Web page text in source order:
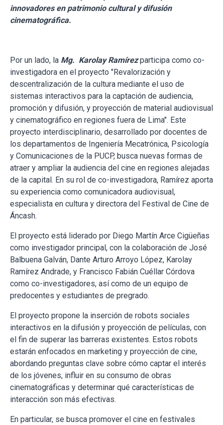
innovadores en patrimonio cultural y difusión
cinematográfica.
Por un lado, la Mg. Karolay Ramírezparticipa como co-
investigadora en el proyecto "Revalorización y
descentralización de la cultura mediante el uso de
sistemas interactivos para la captación de audiencia,
promoción y difusión, y proyección de material audiovisual
y cinematográfico en regiones fuera de Lima". Este
proyecto interdisciplinario, desarrollado por docentes de
los departamentos de Ingeniería Mecatrónica, Psicología
y Comunicaciones de la PUCP, busca nuevas formas de
atraer y ampliar la audiencia del cine en regiones alejadas
de la capital. En su rol de co-investigadora, Ramírez aporta
su experiencia como comunicadora audiovisual,
especialista en cultura y directora del Festival de Cine de
Áncash.
El proyecto está liderado por Diego Martín Arce Cigüeñas
como investigador principal, con la colaboración de José
Balbuena Galván, Dante Arturo Arroyo López, Karolay
Ramírez Andrade, y Francisco Fabián Cuéllar Córdova
como co-investigadores, así como de un equipo de
predocentes y estudiantes de pregrado.
El proyecto propone la inserción de robots sociales
interactivos en la difusión y proyección de películas, con
el fin de superar las barreras existentes. Estos robots
estarán enfocados en marketing y proyección de cine,
abordando preguntas clave sobre cómo captar el interés
de los jóvenes, influir en su consumo de obras
cinematográficas y determinar qué características de
interacción son más efectivas.
En particular, se busca promover el cine en festivales